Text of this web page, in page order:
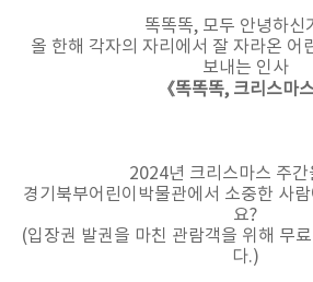
똑똑똑, 모두 안녕하신
올 한해 각자의 자리에서 잘 자라온 어
보내는 인사
《똑똑똑, 크리스마스
2024년 크리스마스 주간
경기북부어린이박물관에서 소중한 사
요?
(입장권 발권을 마친 관람객을 위해 무
다.)